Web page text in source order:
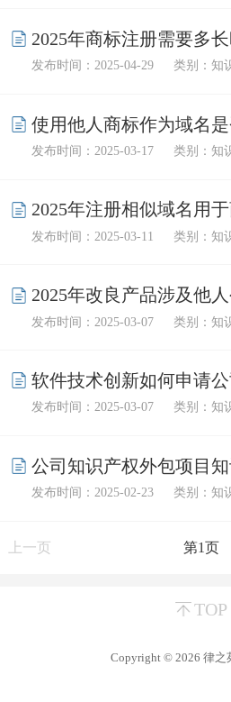
2025年商标注册需要多
发布时间：2025-04-29 类别：知
使用他人商标作为域名
发布时间：2025-03-17 类别：知
2025年注册相似域名用
发布时间：2025-03-11 类别：知
2025年改良产品涉及他
风险？
发布时间：2025-03-07 类别：知
软件技术创新如何申请
发布时间：2025-03-07 类别：知
公司知识产权外包项目
定？
发布时间：2025-02-23 类别：知
上一页 第1页
TOP
Copyright © 2026 律之